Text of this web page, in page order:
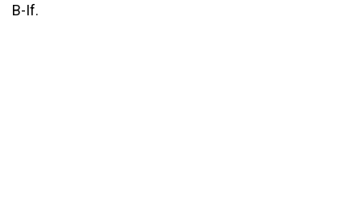
B-If.